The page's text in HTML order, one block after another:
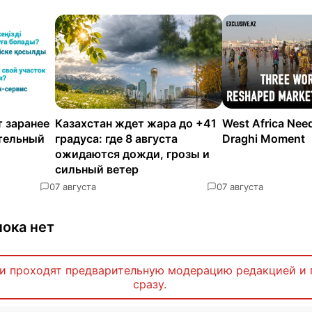
заранее
0
Казахстан ждет жара до +41
градуса: где 8 августа
ожидаются дожди, грозы и
сильный ветер
7 августа 0
West Africa
Draghi Moment
7 августа
нет
проходят предварительную модерацию редакцией и
сразу.